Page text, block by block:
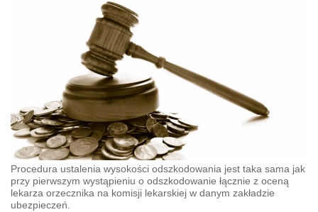
Procedura ustalenia wysokości odszkodowania jest taka sama jak
przy pierwszym wystąpieniu o odszkodowanie łącznie z oceną
lekarza orzecznika na komisji lekarskiej w danym zakładzie
ubezpieczeń.